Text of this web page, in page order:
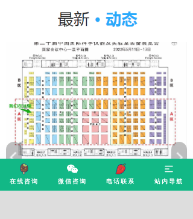
康源泰博与您相约北京
2023/04/12
在线咨询 微信咨询 电话联系 站内导航